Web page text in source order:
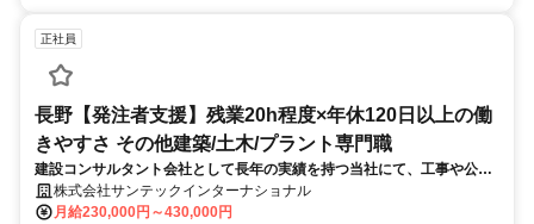
正社員
長野【発注者支援】残業20h程度×年休120日以上の働
きやすさ その他建築/土木/プラント専門職
建設コンサルタント会社として長年の実績を持つ当社にて、工事や公共
事業に関するサポートを行なっていただきます。発注工事の施工状況の
照合等または資料作成を行っていただきます。
株式会社サンテックインターナショナル
月給230,000円～430,000円